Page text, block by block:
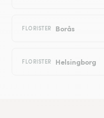
FLORISTER Borås
FLORISTER Helsingborg